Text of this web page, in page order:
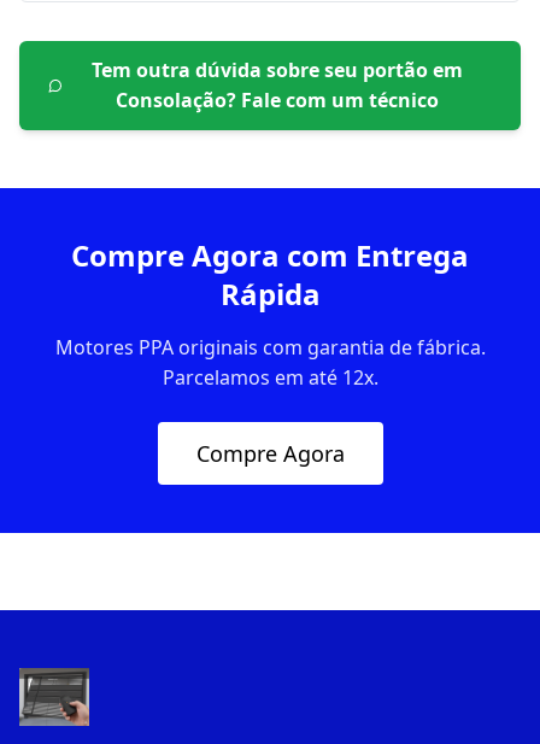
Tem outra dúvida sobre seu portão em
Consolação? Fale com um técnico
Compre Agora com Entrega
Rápida
Motores PPA originais com garantia de fábrica.
Parcelamos em até 12x.
Compre Agora